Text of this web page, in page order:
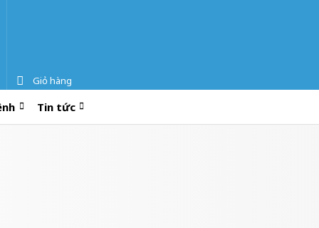
Giỏ hàng
Tin tức